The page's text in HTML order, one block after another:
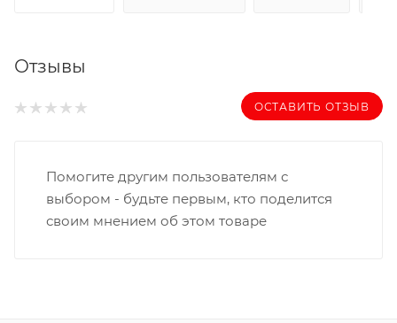
Отзывы
ОСТАВИТЬ ОТЗЫВ
Помогите другим пользователям с
выбором - будьте первым, кто поделится
своим мнением об этом товаре